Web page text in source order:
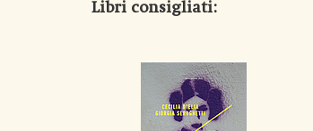
Libri consigliati: